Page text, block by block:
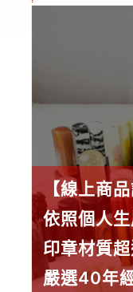
【線上商
依照個人
印章材質
嚴選40年